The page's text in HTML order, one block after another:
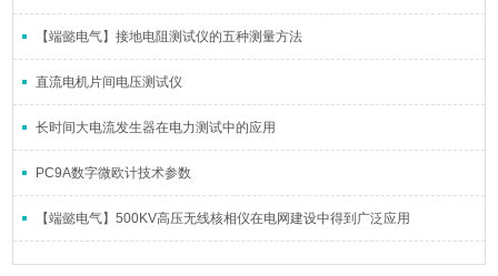
【端懿电气】接地电阻测试仪的五种测量方法
直流电机片间电压测试仪
长时间大电流发生器在电力测试中的应用
PC9A数字微欧计技术参数
【端懿电气】500KV高压无线核相仪在电网建设中得到广泛应用